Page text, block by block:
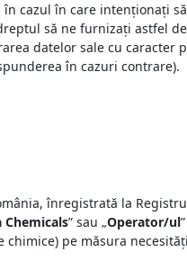
cazul în care intenționați
să ne furnizați astfel
datelor sale cu caracter
în cazuri contrare).
înregistrată la
Chemicals” sau „Operator/ul
pe măsura